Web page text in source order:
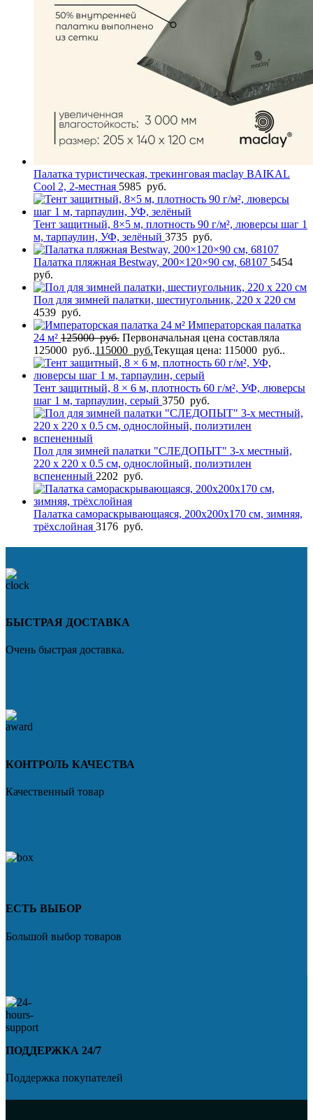
Палатка туристическая, трекинговая maclay BAIKAL
Cool 2, 2-местная 5985 руб.
Тент защитный, 8×5 м, плотность 90 г/м², люверсы шаг 1
м, тарпаулин, УФ, зелёный 3735 руб.
Палатка пляжная Bestway, 200×120×90 см, 68107 5454
руб.
Пол для зимней палатки, шестиугольник, 220 х 220 см
4539 руб.
Императорская палатка
24 м² 125000руб. Первоначальная цена составляла
125000 руб..115000 руб.Текущая цена: 115000 руб..
Тент защитный, 8 × 6 м, плотность 60 г/м², УФ, люверсы
шаг 1 м, тарпаулин, серый 3750 руб.
Пол для зимней палатки "СЛЕДОПЫТ" 3-х местный,
220 х 220 х 0.5 см, однослойный, полиэтилен
вспененный 2202 руб.
Палатка самораскрывающаяся, 200х200х170 см, зимняя,
трёхслойная 3176 руб.
БЫСТРАЯ ДОСТАВКА
Очень быстрая доставка.
КОНТРОЛЬ КАЧЕСТВА
Качественный товар
ЕСТЬ ВЫБОР
Большой выбор товаров
ПОДДЕРЖКА 24/7
Поддержка покупателей